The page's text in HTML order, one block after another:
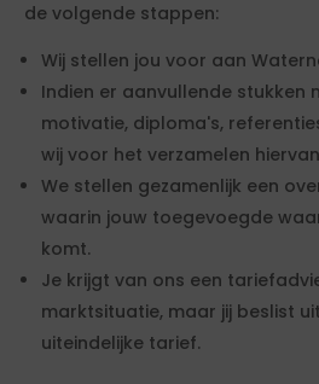
de volgende stappen:
Wij stellen jou voor aan
Indien er aanvullende stukken
motivatie, diploma's,
wij voor het verzamelen
We stellen gezamenlijk een
waarin jouw toegevoegde
komt.
Je krijgt van ons een
marktsituatie, maar jij beslist
uiteindelijke tarief.